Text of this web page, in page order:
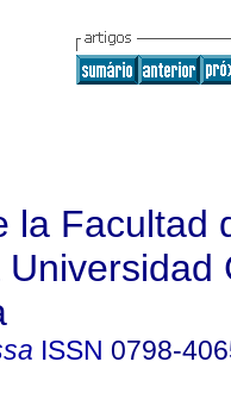
la Facultad
ISSN 0798-